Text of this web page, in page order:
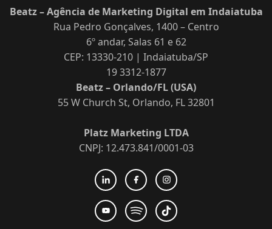
Beatz – Agência de Marketing Digital em Indaiatuba
Rua Pedro Gonçalves, 1400 – Centro
6º andar, Salas 61 e 62
CEP: 13330-210 | Indaiatuba/SP
19 3312-1877
Beatz – Orlando/FL (USA)
55 W Church St, Orlando, FL 32801
Platz Marketing LTDA
CNPJ: 12.473.841/0001-03